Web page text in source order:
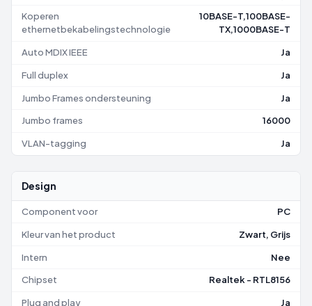
Koperen
ethernetbekabelingstechnologie
10BASE-T,100BASE-
TX,1000BASE-T
Auto MDIX IEEE Ja
Full duplex Ja
Jumbo Frames ondersteuning Ja
Jumbo frames 16000
VLAN-tagging Ja
Design
Component voor PC
Kleur van het product Zwart, Grijs
Intern Nee
Chipset Realtek - RTL8156
Plug and play Ja